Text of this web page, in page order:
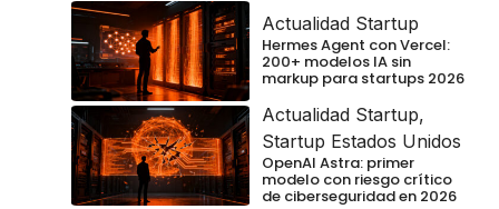
Actualidad Startup
Hermes Agent con Vercel:
200+ modelos IA sin
markup para startups 2026
Actualidad Startup,
Startup Estados Unidos
OpenAI Astra: primer
modelo con riesgo crítico
de ciberseguridad en 2026